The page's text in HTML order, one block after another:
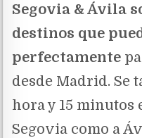
Segovia & Ávila
destinos que
perfectamente
desde Madrid. Se
hora y 15 minutos
Segovia como a